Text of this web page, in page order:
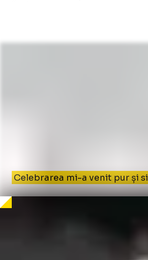
Celebrarea mi-a venit pur și